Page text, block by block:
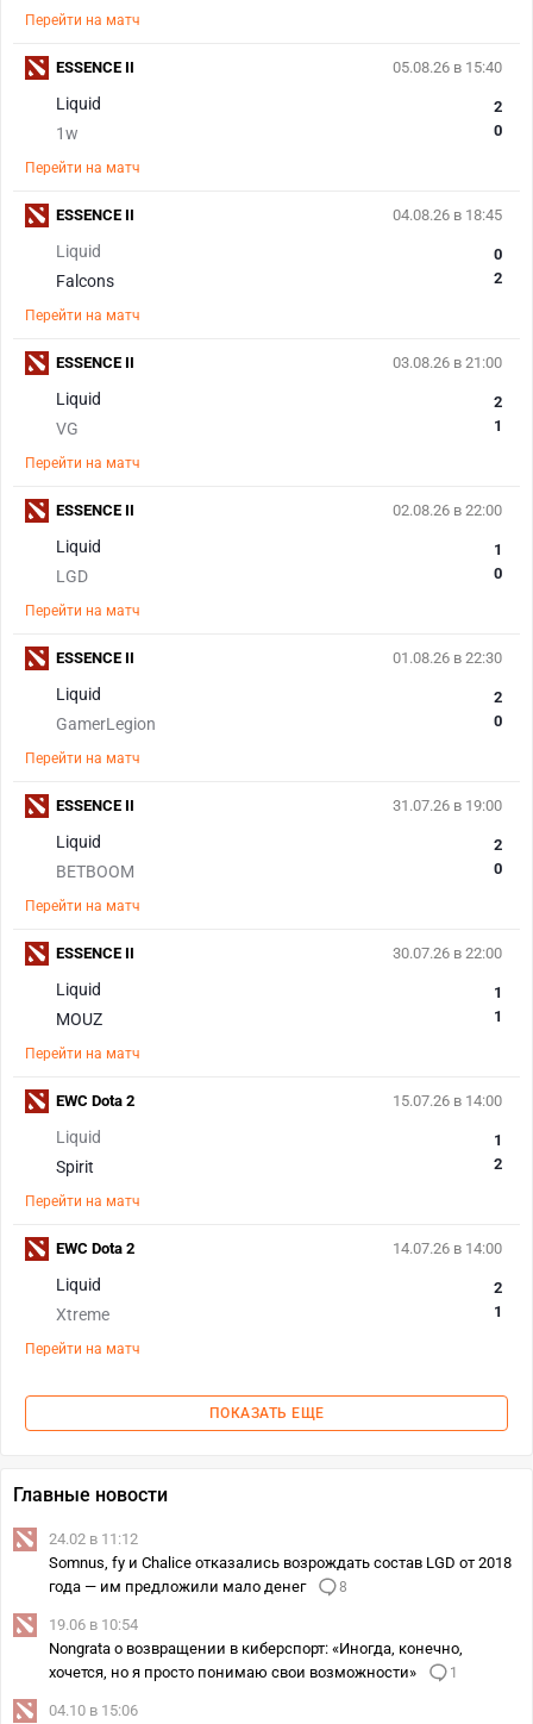
Перейти на матч
05.08.26 в 15:40
Liquid
1w
2
0
Перейти на матч
ESSENCE II
04.08.26 в 18:45
Liquid
Falcons
0
2
Перейти на матч
ESSENCE II
03.08.26 в 21:00
Liquid
VG
2
1
Перейти на матч
ESSENCE II
02.08.26 в 22:00
Liquid
LGD
1
0
Перейти на матч
ESSENCE II
01.08.26 в 22:30
Liquid
GamerLegion
2
0
Перейти на матч
ESSENCE II
31.07.26 в 19:00
Liquid
BETBOOM
2
0
Перейти на матч
ESSENCE II
30.07.26 в 22:00
Liquid
MOUZ
1
1
Перейти на матч
ESSENCE II
15.07.26 в 14:00
Liquid
Spirit
1
2
Перейти на матч
EWC Dota 2
14.07.26 в 14:00
Liquid
Xtreme
2
1
Перейти на матч
EWC Dota 2
ПОКАЗАТЬ ЕЩЕ
Главные новости
24.02 в 11:12
Somnus, fy и Chalice отказались возрождать состав LGD от 2018
года — им предложили мало денег
8
19.06 в 10:54
Nongrata о возвращении в киберспорт: «Иногда, конечно,
хочется, но я просто понимаю свои возможности»
1
04.10 в 15:06